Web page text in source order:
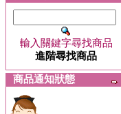
輸入關鍵字尋找商品
進階尋找商品
商品通知狀態